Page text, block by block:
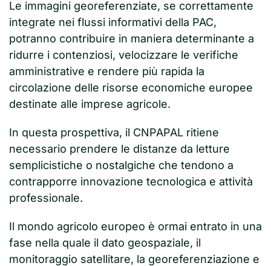
Le immagini georeferenziate, se correttamente
integrate nei flussi informativi della PAC,
potranno contribuire in maniera determinante a
ridurre i contenziosi, velocizzare le verifiche
amministrative e rendere più rapida la
circolazione delle risorse economiche europee
destinate alle imprese agricole.
In questa prospettiva, il CNPAPAL ritiene
necessario prendere le distanze da letture
semplicistiche o nostalgiche che tendono a
contrapporre innovazione tecnologica e attività
professionale.
Il mondo agricolo europeo è ormai entrato in una
fase nella quale il dato geospaziale, il
monitoraggio satellitare, la georeferenziazione e